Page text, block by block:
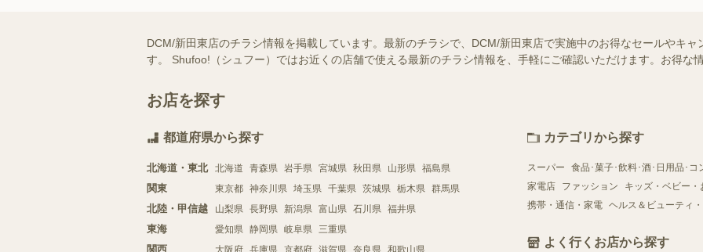
DCM/新田東店のチラシ情報を掲載しています。最新のチラシで、DCM/新田東店で実施中のお得なセールやキ
す。 Shufoo!（シュフー）ではお近くの店舗で使える最新のチラシ情報を、手軽にご確認いただけます。お得な
お店を探す
都道府県から探す
北海道・東北 北海道 青森県 岩手県 宮城県 秋田県 山形県 福島県
関東 東京都 神奈川県 埼玉県 千葉県 茨城県 栃木県 群馬県
北陸・甲信越 山梨県 長野県 新潟県 富山県 石川県 福井県
東海 愛知県 静岡県 岐阜県 三重県
関西 大阪府 兵庫県 京都府 滋賀県 奈良県 和歌山県
カテゴリから探す
スーパー
食品･菓子･飲料･酒･日用品･コ
家電店
ファッション
キッズ・ベビー・
携帯・通信・家電 ヘルス＆ビューティ
よく行くお店から探す